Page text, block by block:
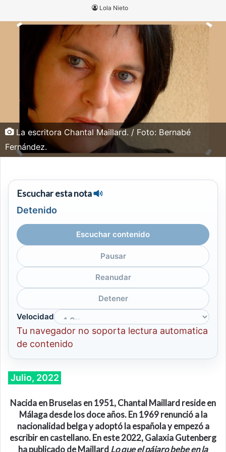
Lola Nieto
La escritora Chantal Maillard. / Foto: Bernabé
Fernández.
Escuchar esta nota
Detenido
Escuchar contenido
Pausar
Reanudar
Detener
Velocidad
Tu navegador no soporta lectura automatica
de contenido
Julio, 2022
Nacida en Bruselas en 1951, Chantal Maillard reside en
Málaga desde los doce años. En 1969 renunció a la
nacionalidad belga y adoptó la española y empezó a
escribir en castellano.En este 2022, Galaxia Gutenberg
ha publicado deMaillard Lo que el pájaro bebe en la